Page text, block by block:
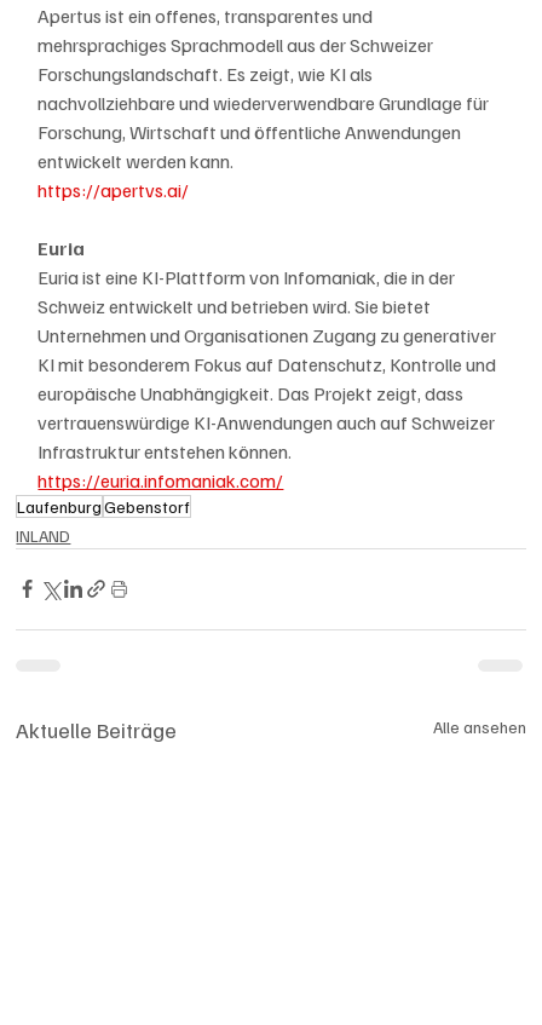
Apertus ist ein offenes, transparentes und
mehrsprachiges Sprachmodell aus der Schweizer
Forschungslandschaft. Es zeigt, wie KI als
nachvollziehbare und wiederverwendbare Grundlage für
Forschung, Wirtschaft und öffentliche Anwendungen
entwickelt werden kann.
https://apertvs.ai/
Euria
Euria ist eine KI-Plattform von Infomaniak, die in der
Schweiz entwickelt und betrieben wird. Sie bietet
Unternehmen und Organisationen Zugang zu generativer
KI mit besonderem Fokus auf Datenschutz, Kontrolle und
europäische Unabhängigkeit. Das Projekt zeigt, dass
vertrauenswürdige KI-Anwendungen auch auf Schweizer
Infrastruktur entstehen können.
https://euria.infomaniak.com/
Laufenburg Gebenstorf
INLAND
Aktuelle Beiträge Alle ansehen